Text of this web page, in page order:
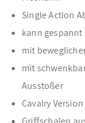
Single Action
kann
mit
mit
Ausstoßer
Cavalry